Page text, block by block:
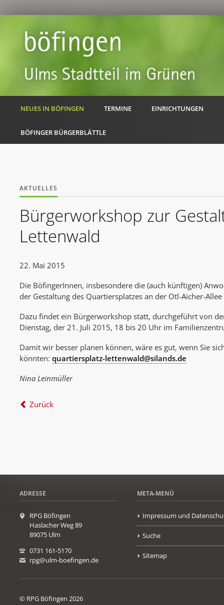
NEUES IN BÖFINGEN TERMINE EINRICHTUNGEN
BÖFINGER BÜRGERBLÄTTLE
AKTUELLES
Bürgerworkshop zur
Lettenwald
22. Mai 2015
Die BöfingerInnen, insbesondere die (auch künftigen)
der Gestaltung des Quartiersplatzes an der Otl-Aicher-
Dazu findet ein Bürgerworkshop statt, durchgeführt von
Dienstag, der 21. Juli 2015, 18 bis 20 Uhr im
Damit wir besser planen können, wäre es gut, wenn Sie
könnten:quartiersplatz-lettenwald@silands.de
Nina Leinmüller
Zurück
ADRESSE
RPG Böfingen
Haslacher Weg 89
89075 Ulm
0731 161-5170
rpg@ulm-boefingen.de
META-MENÜ
Impressum und
Suche
Sitemap
© RPG Böfingen 2026